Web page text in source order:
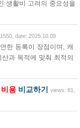
생활비 고려의 중요성을
date: 2025.10.09
한 등록이 장점이며, 캐
과 목적에 맞춰 최적의
비용 비교하기 views: 81,